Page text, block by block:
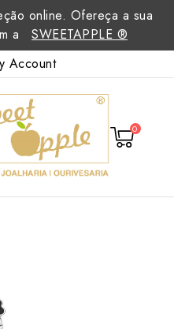
online. Ofereça a sua
a
SWEETAPPLE ®
Account
0